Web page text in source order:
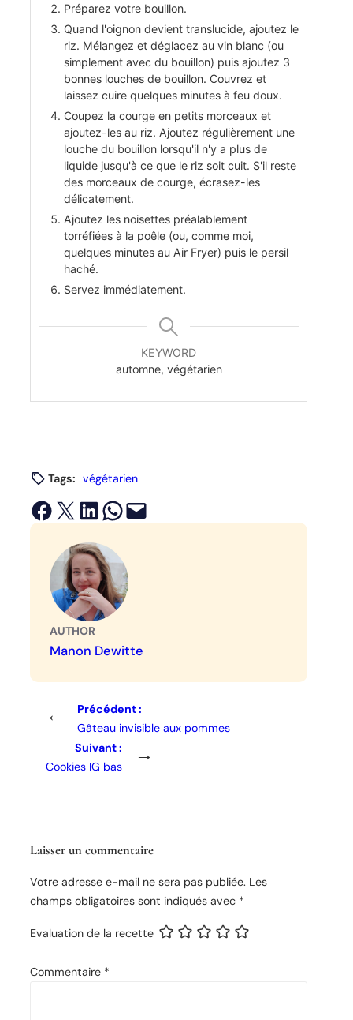
Préparez votre bouillon.
Quand l'oignon devient translucide, ajoutez le
riz. Mélangez et déglacez au vin blanc (ou
simplement avec du bouillon) puis ajoutez 3
bonnes louches de bouillon. Couvrez et
laissez cuire quelques minutes à feu doux.
Coupez la courge en petits morceaux et
ajoutez-les au riz. Ajoutez régulièrement une
louche du bouillon lorsqu'il n'y a plus de
liquide jusqu'à ce que le riz soit cuit. S'il reste
des morceaux de courge, écrasez-les
délicatement.
Ajoutez les noisettes préalablement
torréfiées à la poêle (ou, comme moi,
quelques minutes au Air Fryer) puis le persil
haché.
Servez immédiatement.
KEYWORD
automne, végétarien
Tags: végétarien
Partager sur Facebook Partager sur LinkedIn Partager sur WhatsApp Envoyer cette page par e-mail
AUTHOR
Manon Dewitte
←
Précédent :
Gâteau invisible aux pommes
Suivant :
Cookies IG bas
→
Laisser un commentaire
Votre adresse e-mail ne sera pas publiée. Les
champs obligatoires sont indiqués avec *
Evaluation de la recette
Commentaire *